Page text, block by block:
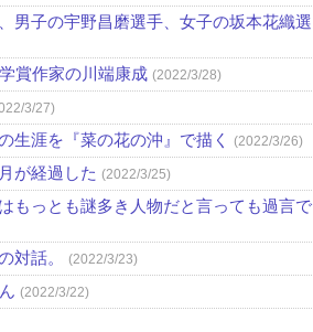
男子の宇野昌磨選手、女子の坂本花織選
賞作家の川端康成 (2022/3/28)
3/27)
生涯を『菜の花の沖』で描く (2022/3/26)
が経過した (2022/3/25)
もっとも謎多き人物だと言っても過言で
対話。 (2022/3/23)
(2022/3/22)